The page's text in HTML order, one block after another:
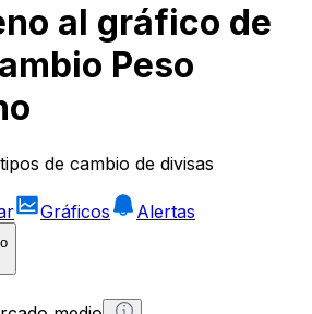
al gráfico de
Peso
de cambio de divisas
Gráficos
Alertas